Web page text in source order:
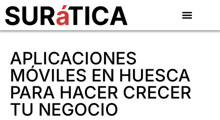
APLICACIONES
MÓVILES EN HUESCA
PARA HACER CRECER
TU NEGOCIO